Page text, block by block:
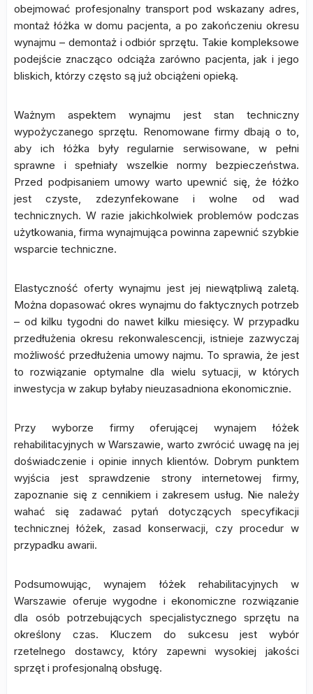
obejmować profesjonalny transport pod wskazany adres,
montaż łóżka w domu pacjenta, a po zakończeniu okresu
wynajmu – demontaż i odbiór sprzętu. Takie kompleksowe
podejście znacząco odciąża zarówno pacjenta, jak i jego
bliskich, którzy często są już obciążeni opieką.
Ważnym aspektem wynajmu jest stan techniczny
wypożyczanego sprzętu. Renomowane firmy dbają o to,
aby ich łóżka były regularnie serwisowane, w pełni
sprawne i spełniały wszelkie normy bezpieczeństwa.
Przed podpisaniem umowy warto upewnić się, że łóżko
jest czyste, zdezynfekowane i wolne od wad
technicznych. W razie jakichkolwiek problemów podczas
użytkowania, firma wynajmująca powinna zapewnić szybkie
wsparcie techniczne.
Elastyczność oferty wynajmu jest jej niewątpliwą zaletą.
Można dopasować okres wynajmu do faktycznych potrzeb
– od kilku tygodni do nawet kilku miesięcy. W przypadku
przedłużenia okresu rekonwalescencji, istnieje zazwyczaj
możliwość przedłużenia umowy najmu. To sprawia, że jest
to rozwiązanie optymalne dla wielu sytuacji, w których
inwestycja w zakup byłaby nieuzasadniona ekonomicznie.
Przy wyborze firmy oferującej wynajem łóżek
rehabilitacyjnych w Warszawie, warto zwrócić uwagę na jej
doświadczenie i opinie innych klientów. Dobrym punktem
wyjścia jest sprawdzenie strony internetowej firmy,
zapoznanie się z cennikiem i zakresem usług. Nie należy
wahać się zadawać pytań dotyczących specyfikacji
technicznej łóżek, zasad konserwacji, czy procedur w
przypadku awarii.
Podsumowując, wynajem łóżek rehabilitacyjnych w
Warszawie oferuje wygodne i ekonomiczne rozwiązanie
dla osób potrzebujących specjalistycznego sprzętu na
określony czas. Kluczem do sukcesu jest wybór
rzetelnego dostawcy, który zapewni wysokiej jakości
sprzęt i profesjonalną obsługę.